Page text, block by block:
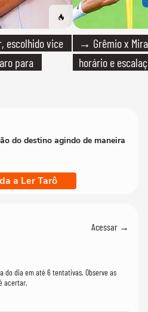
escolhido vice
para
→ Grêmio x
horário e
do destino agindo de maneira
a Ler Tarô
Acessar →
do dia em até 6 tentativas. Observe as
acertar.